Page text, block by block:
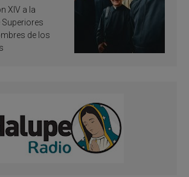
XIV a la
Superiores
de los